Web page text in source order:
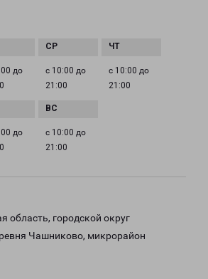
до
с 10:00 до
21:00
с 10:00 до
21:00
до
с 10:00 до
21:00
область, городской округ
Чашниково, микрорайон